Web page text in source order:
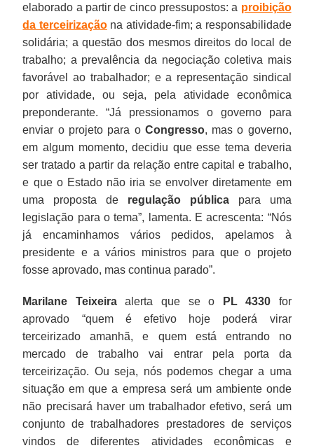
elaborado a partir de cinco pressupostos: a proibição
da terceirizaçãona atividade-fim; a responsabilidade
solidária; a questão dos mesmos direitos do local de
trabalho; a prevalência da negociação coletiva mais
favorável ao trabalhador; e a representação sindical
por atividade, ou seja, pela atividade econômica
preponderante. “Já pressionamos o governo para
enviar o projeto para o Congresso, mas o governo,
em algum momento, decidiu que esse tema deveria
ser tratado a partir da relação entre capital e trabalho,
e que o Estado não iria se envolver diretamente em
uma proposta de regulação públicapara uma
legislação para o tema”, lamenta. E acrescenta: “Nós
já encaminhamos vários pedidos, apelamos à
presidente e a vários ministros para que o projeto
fosse aprovado, mas continua parado”.
Marilane Teixeiraalerta que se o PL 4330 for
aprovado “quem é efetivo hoje poderá virar
terceirizado amanhã, e quem está entrando no
mercado de trabalho vai entrar pela porta da
terceirização. Ou seja, nós podemos chegar a uma
situação em que a empresa será um ambiente onde
não precisará haver um trabalhador efetivo, será um
conjunto de trabalhadores prestadores de serviços
vindos de diferentes atividades econômicas e